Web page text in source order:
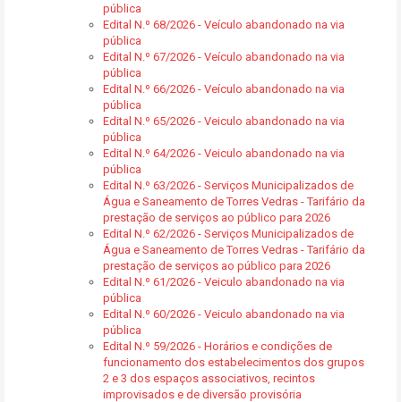
pública
Edital N.º 68/2026 - Veículo abandonado na via
pública
Edital N.º 67/2026 - Veículo abandonado na via
pública
Edital N.º 66/2026 - Veículo abandonado na via
pública
Edital N.º 65/2026 - Veiculo abandonado na via
pública
Edital N.º 64/2026 - Veiculo abandonado na via
pública
Edital N.º 63/2026 - Serviços Municipalizados de
Água e Saneamento de Torres Vedras - Tarifário da
prestação de serviços ao público para 2026
Edital N.º 62/2026 - Serviços Municipalizados de
Água e Saneamento de Torres Vedras - Tarifário da
prestação de serviços ao público para 2026
Edital N.º 61/2026 - Veiculo abandonado na via
pública
Edital N.º 60/2026 - Veiculo abandonado na via
pública
Edital N.º 59/2026 - Horários e condições de
funcionamento dos estabelecimentos dos grupos
2 e 3 dos espaços associativos, recintos
improvisados e de diversão provisória